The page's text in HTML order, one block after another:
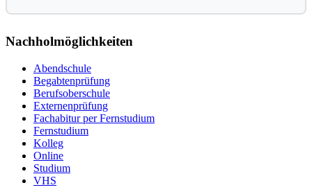
Nachholmöglichkeiten
Abendschule
Begabtenprüfung
Berufsoberschule
Externenprüfung
Fachabitur per Fernstudium
Fernstudium
Kolleg
Online
Studium
VHS